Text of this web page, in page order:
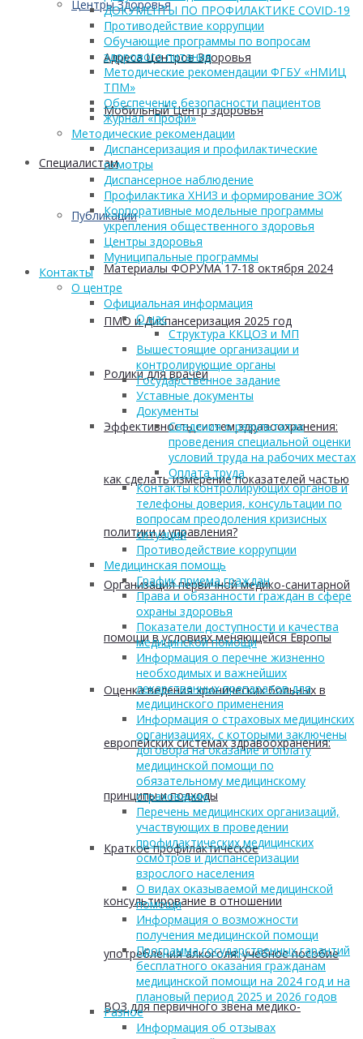
Центры Здоровья
Адреса Центров Здоровья
Мобильный Центр здоровья
Cпециалистам
Публикации
Материалы ФОРУМА 17-18 октября 2024
ПМО и Диспансеризация 2025 год
Ролики для врачей
Эффективность систем здравоохранения:
как сделать измерение показателей частью
политики и управления?
Организация первичной медико-санитарной
помощи в условиях меняющейся Европы
Оценка ведения хронических больных в
европейских системах здравоохранения:
принципы и подходы
Краткое профилактическое
консультирование в отношении
употребления алкоголя: учебное пособие
ВОЗ для первичного звена медико-
ДОКУМЕНТЫ ПО ПРОФИЛАКТИКЕ COVID-19
Противодействие коррупции
Обучающие программы по вопросам
здорового питания
Методические рекомендации ФГБУ «НМИЦ
ТПМ»
Обеспечение безопасности пациентов
Журнал «Профи»
Методические рекомендации
Диспансеризация и профилактические
осмотры
Диспансерное наблюдение
Профилактика ХНИЗ и формирование ЗОЖ
Корпоративные модельные программы
укрепления общественного здоровья
Центры здоровья
Муниципальные программы
Контакты
О центре
Официальная информация
О нас
Структура ККЦОЗ и МП
Вышестоящие организации и
контролирующие органы
Государственное задание
Уставные документы
Документы
Сведения о результатах
проведения специальной оценки
условий труда на рабочих местах
Оплата труда
Контакты контролирующих органов и
телефоны доверия, консультации по
вопросам преодоления кризисных
ситуаций
Противодействие коррупции
Медицинская помощь
График приема граждан
Права и обязанности граждан в сфере
охраны здоровья
Показатели доступности и качества
медицинской помощи
Информация о перечне жизненно
необходимых и важнейших
лекарственных препаратов для
медицинского применения
Информация о страховых медицинских
организациях, с которыми заключены
договора на оказание и оплату
медицинской помощи по
обязательному медицинскому
страхованию
Перечень медицинских организаций,
участвующих в проведении
профилактических медицинских
осмотров и диспансеризации
взрослого населения
О видах оказываемой медицинской
помощи
Информация о возможности
получения медицинской помощи
Программа государственных гарантий
бесплатного оказания гражданам
медицинской помощи на 2024 год и на
плановый период 2025 и 2026 годов
Разное
Информация об отзывах